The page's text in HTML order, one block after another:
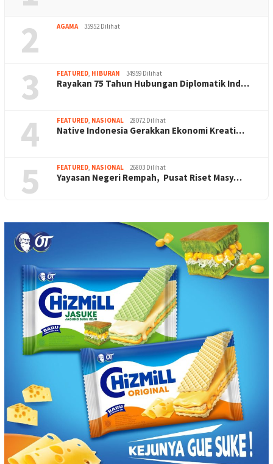
2 AGAMA 35952 Dilihat
3 FEATURED, HIBURAN 34959 Dilihat
Rayakan 75 Tahun Hubungan Diplomatik Ind…
4 FEATURED, NASIONAL 28072 Dilihat
Native Indonesia Gerakkan Ekonomi Kreati…
5 FEATURED, NASIONAL 26803 Dilihat
Yayasan Negeri Rempah, Pusat Riset Masy…